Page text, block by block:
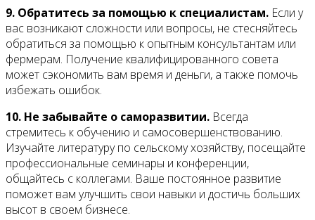
9. Обратитесь за помощью к специалистам. Если у
вас возникают сложности или вопросы, не стесняйтесь
обратиться за помощью к опытным консультантам или
фермерам. Получение квалифицированного совета
может сэкономить вам время и деньги, а также помочь
избежать ошибок.
10. Не забывайте о саморазвитии. Всегда
стремитесь к обучению и самосовершенствованию.
Изучайте литературу по сельскому хозяйству, посещайте
профессиональные семинары и конференции,
общайтесь с коллегами. Ваше постоянное развитие
поможет вам улучшить свои навыки и достичь больших
высот в своем бизнесе.